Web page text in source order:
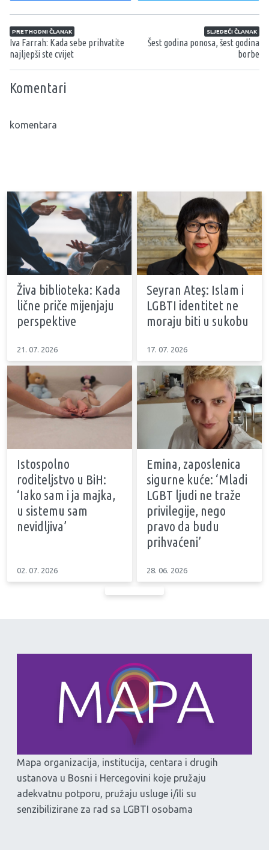
Navigacija članaka
PRETHODNI ČLANAK
Iva Farrah: Kada sebe prihvatite
najljepši ste cvijet
SLJEDEĆI ČLANAK
Šest godina ponosa, šest godina
borbe
Komentari
komentara
Živa biblioteka: Kada
lične priče mijenjaju
perspektive
21. 07. 2026
Seyran Ateş: Islam i
LGBTI identitet ne
moraju biti u sukobu
17. 07. 2026
Istospolno
roditeljstvo u BiH:
‘Iako sam i ja majka,
u sistemu sam
nevidljiva’
02. 07. 2026
Emina, zaposlenica
sigurne kuće: ‘Mladi
LGBT ljudi ne traže
privilegije, nego
pravo da budu
prihvaćeni’
28. 06. 2026
Mapa organizacija, institucija, centara i drugih
ustanova u Bosni i Hercegovini koje pružaju
adekvatnu potporu, pružaju usluge i/ili su
senzibilizirane za rad sa LGBTI osobama